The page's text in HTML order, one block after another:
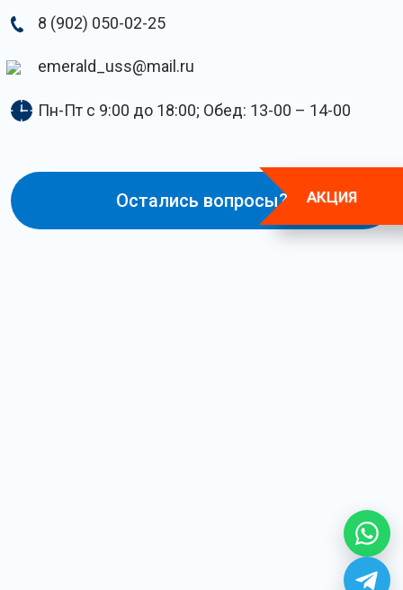
АКЦИЯ
8 (902) 050-02-25
emerald_uss@mail.ru
Пн-Пт с 9:00 до 18:00; Обед: 13-00 – 14-00
Остались вопросы?